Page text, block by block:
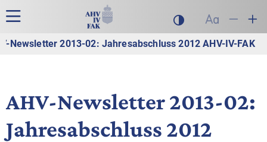
Zur Hauptnavigation
Zum Inhalt
Suche
Hauptnavigation Dunklen Modus
Schrift auf
Schrift
Newsletter 2013-02: Jahresabschluss 2012 AHV-IV-FAK
AHV-Newsletter 2013-02:
Jahresabschluss 2012